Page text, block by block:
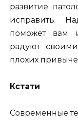
развитие
исправить.
поможет вам
радуют
плохих
Кстати
Современные